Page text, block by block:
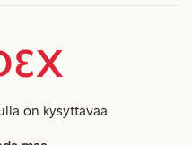
on kysyttävää